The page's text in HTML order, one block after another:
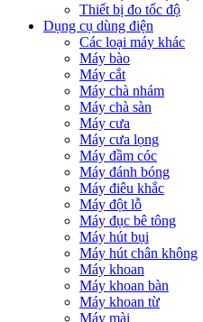
Thiết bị đo tốc độ
Dụng cụ dùng điện
Các loại máy khác
Máy bào
Máy cắt
Máy chà nhám
Máy chà sàn
Máy cưa
Máy cưa lọng
Máy đầm cóc
Máy đánh bóng
Máy điêu khắc
Máy đột lỗ
Máy đục bê tông
Máy hút bụi
Máy hút chân không
Máy khoan
Máy khoan bàn
Máy khoan từ
Máy mài